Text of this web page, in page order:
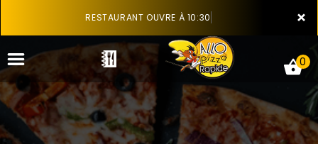
×
RESTAURANT OUVRE À 10:30
0